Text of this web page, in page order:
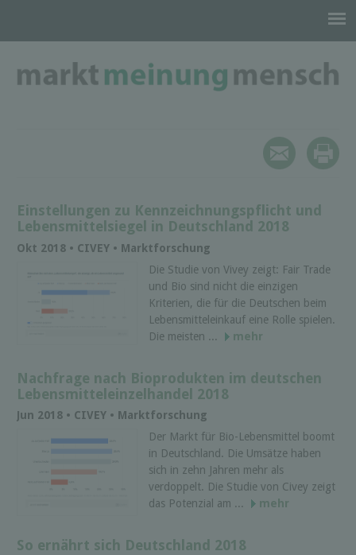
Einstellungen zu Kennzeichnungspflicht und
Lebensmittelsiegel in Deutschland 2018
Okt 2018 • CIVEY • Marktforschung
Die Studie von Vivey zeigt: Fair Trade
und Bio sind nicht die einzigen
Kriterien, die für die Deutschen beim
Lebensmitteleinkauf eine Rolle spielen.
Die meisten ...
mehr
Nachfrage nach Bioprodukten im deutschen
Lebensmitteleinzelhandel 2018
Jun 2018 • CIVEY • Marktforschung
Der Markt für Bio-Lebensmittel boomt
in Deutschland. Die Umsätze haben
sich in zehn Jahren mehr als
verdoppelt. Die Studie von Civey zeigt
das Potenzial am ...
mehr
So ernährt sich Deutschland 2018